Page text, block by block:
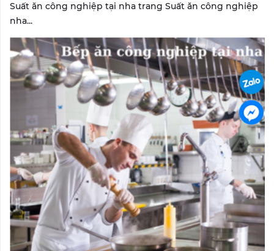
Suất ăn công nghiệp tại nha trang Suất ăn công nghiệp
nha...